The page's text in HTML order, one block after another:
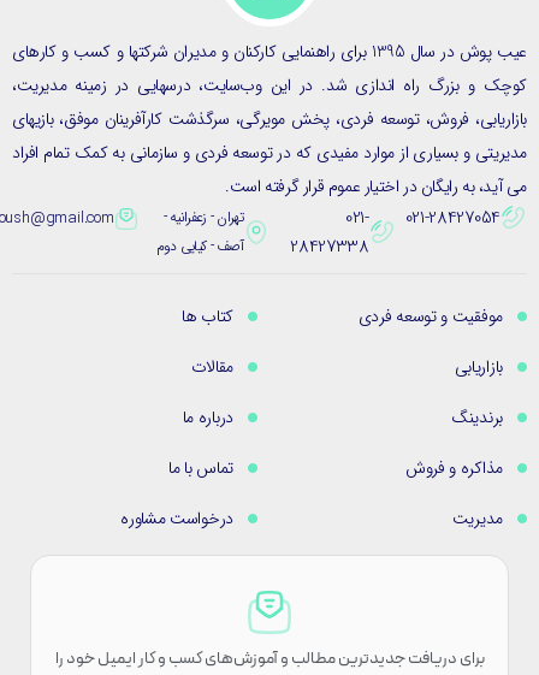
عیب پوش در سال 1395 برای راهنمایی کارکنان و مدیران شرکتها و کسب و کارهای
و بزرگ راه اندازی شد. در این وب‌سایت، درسهایی در زمینه مدیریت،
فروش، توسعه فردی، پخش مویرگی، سرگذشت کارآفرینان موفق، بازیهای
و بسیاری از موارد مفیدی که در توسعه فردی و سازمانی به کمک تمام افراد
به رایگان در اختیار عموم قرار گرفته است.
021-28427054
021-
28427338
تهران - زعفرانیه -
آصف - کیایی دوم
eybpoush@gmail.com
موفقیت و توسعه فردی
بازاریابی
برندینگ
مذاکره و فروش
مدیریت
کتاب ها
مقالات
درباره ما
تماس با ما
درخواست مشاوره
برای دریافت جدیدترین مطالب و آموزش‌های کسب و کار ایمیل خود را